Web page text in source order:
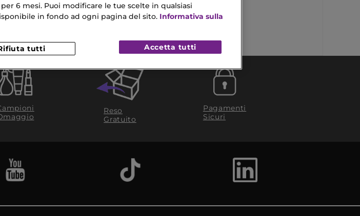
Asciugamani Crema Viso Al Cocco
Reso
Gratuito
Pagamenti
Sicuri
6 mesi. Puoi modificare le tue scelte in qualsiasi
in fondo ad ogni pagina del sito. Informativa sulla
tutti Accetta tutti